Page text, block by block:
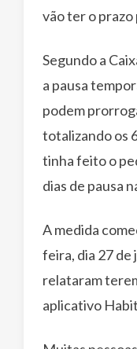
vão ter o prazo
Segundo a
a pausa
podem
totalizando os
tinha feito o
dias de pausa
A medida
feira, dia 27
relataram
aplicativo